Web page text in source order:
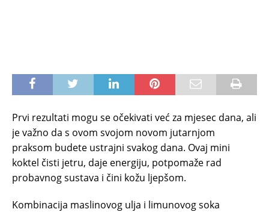
Prvi rezultati mogu se očekivati već za mjesec dana, ali
je važno da s ovom svojom novom jutarnjom
praksom budete ustrajni svakog dana. Ovaj mini
koktel čisti jetru, daje energiju, potpomaže rad
probavnog sustava i čini kožu ljepšom.
Kombinacija maslinovog ulja i limunovog soka